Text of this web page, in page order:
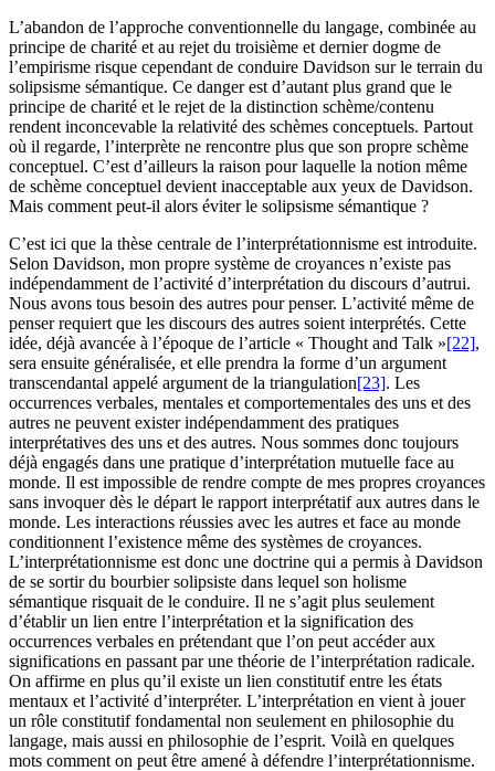
L’abandon de l’approche conventionnelle du langage, combinée au
principe de charité et au rejet du troisième et dernier dogme de
l’empirisme risque cependant de conduire Davidson sur le terrain du
solipsisme sémantique. Ce danger est d’autant plus grand que le
principe de charité et le rejet de la distinction schème/contenu
rendent inconcevable la relativité des schèmes conceptuels. Partout
où il regarde, l’interprète ne rencontre plus que son propre schème
conceptuel. C’est d’ailleurs la raison pour laquelle la notion même
de schème conceptuel devient inacceptable aux yeux de Davidson.
Mais comment peut-il alors éviter le solipsisme sémantique ?
C’est ici que la thèse centrale de l’interprétationnisme est introduite.
Selon Davidson, mon propre système de croyances n’existe pas
indépendamment de l’activité d’interprétation du discours d’autrui.
Nous avons tous besoin des autres pour penser. L’activité même de
penser requiert que les discours des autres soient interprétés. Cette
idée, déjà avancée à l’époque de l’article « Thought and Talk »[22],
sera ensuite généralisée, et elle prendra la forme d’un argument
transcendantal appelé argument de la triangulation[23]. Les
occurrences verbales, mentales et comportementales des uns et des
autres ne peuvent exister indépendamment des pratiques
interprétatives des uns et des autres. Nous sommes donc toujours
déjà engagés dans une pratique d’interprétation mutuelle face au
monde. Il est impossible de rendre compte de mes propres croyances
sans invoquer dès le départ le rapport interprétatif aux autres dans le
monde. Les interactions réussies avec les autres et face au monde
conditionnent l’existence même des systèmes de croyances.
L’interprétationnisme est donc une doctrine qui a permis à Davidson
de se sortir du bourbier solipsiste dans lequel son holisme
sémantique risquait de le conduire. Il ne s’agit plus seulement
d’établir un lien entre l’interprétation et la signification des
occurrences verbales en prétendant que l’on peut accéder aux
significations en passant par une théorie de l’interprétation radicale.
On affirme en plus qu’il existe un lien constitutif entre les états
mentaux et l’activité d’interpréter. L’interprétation en vient à jouer
un rôle constitutif fondamental non seulement en philosophie du
langage, mais aussi en philosophie de l’esprit. Voilà en quelques
mots comment on peut être amené à défendre l’interprétationnisme.